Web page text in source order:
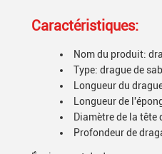
Caractéristiques:
Nom du produit:
Type: drague de
Longueur du
Longueur de
Diamètre de la tête
Profondeur de